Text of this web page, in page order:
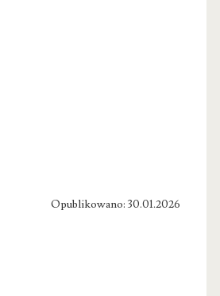
Opublikowano: 30.01.2026